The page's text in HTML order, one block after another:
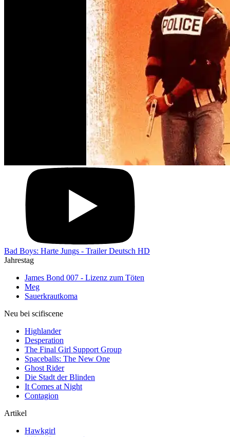
Bad Boys: Harte Jungs - Trailer Deutsch HD
Jahrestag
James Bond 007 - Lizenz zum Töten
Meg
Sauerkrautkoma
Neu bei scifiscene
Highlander
Desperation
The Final Girl Support Group
Spaceballs: The New One
Ghost Rider
Die Stadt der Blinden
It Comes at Night
Contagion
Artikel
Hawkgirl